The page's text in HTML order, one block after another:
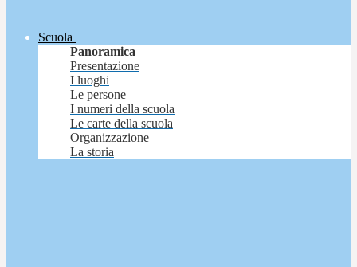
Scuola
Panoramica
Presentazione
I luoghi
Le persone
I numeri della scuola
Le carte della scuola
Organizzazione
La storia